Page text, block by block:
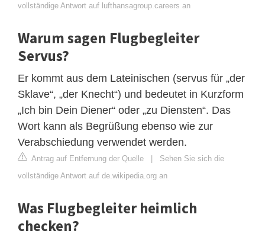
vollständige Antwort auf lufthansagroup.careers an
Warum sagen Flugbegleiter
Servus?
Er kommt aus dem Lateinischen (servus für „der
Sklave“, „der Knecht“) und bedeutet in Kurzform
„Ich bin Dein Diener“ oder „zu Diensten“. Das
Wort kann als Begrüßung ebenso wie zur
Verabschiedung verwendet werden.
Antrag auf Entfernung der Quelle | Sehen Sie sich die
vollständige Antwort auf de.wikipedia.org an
Was Flugbegleiter heimlich
checken?